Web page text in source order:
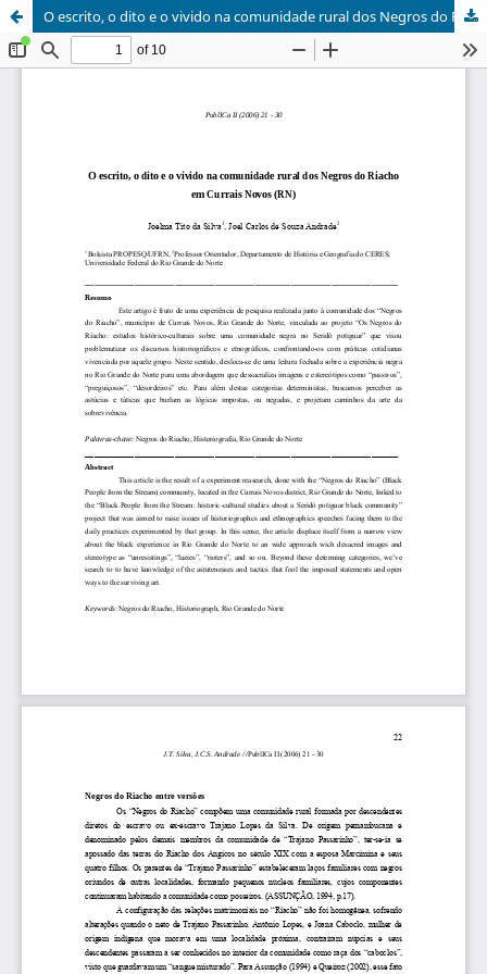
O escrito, o dito e o vivido na comunidade rural dos Negros do Riacho em Currais Novos (RN)